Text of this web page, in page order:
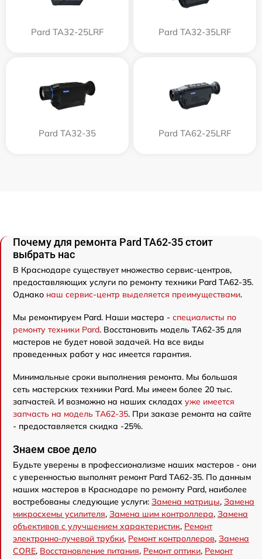
Pard TA32-25LRF Pard TA32-35LRF
Pard TA32-35 Pard TA62-25LRF
Почему для ремонта Pard TA62-35 стоит
выбрать нас
В Краснодаре существует множество сервис-центров,
предоставляющих услуги по ремонту техники Pard TA62-35.
Однако наш сервис-центр выделяется преимуществами.
Мы ремонтируем Pard. Наши мастера - специалисты по
ремонту техники Pard. Восстановить модель TA62-35 для
мастеров не будет новой задачей. На все виды
проведенных работ у нас имеется гарантия.
Минимальные сроки выполнения ремонта. Мы большая
сеть мастерских техники Pard. Мы имеем более 20 тыс.
запчастей. И возможно на наших складах уже имеется
запчасть на модель TA62-35. При заказе ремонта на сайте
- предоставляется скидка -25%.
Знаем свое дело
Будьте уверены в профессионализме наших мастеров - они
с уверенностью выполнят ремонт Pard TA62-35. По данным
наших мастеров в Краснодаре по ремонту Pard, наиболее
востребованы следующие услуги: Замена матрицы, Замена
микросхемы усилителя, Замена шим контроллера, Замена
объективов с улучшением характеристик, Ремонт
электронно-лучевой трубки, Ремонт контроллеров, Замена
CORE, Восстановление питания, Ремонт оптики, Ремонт